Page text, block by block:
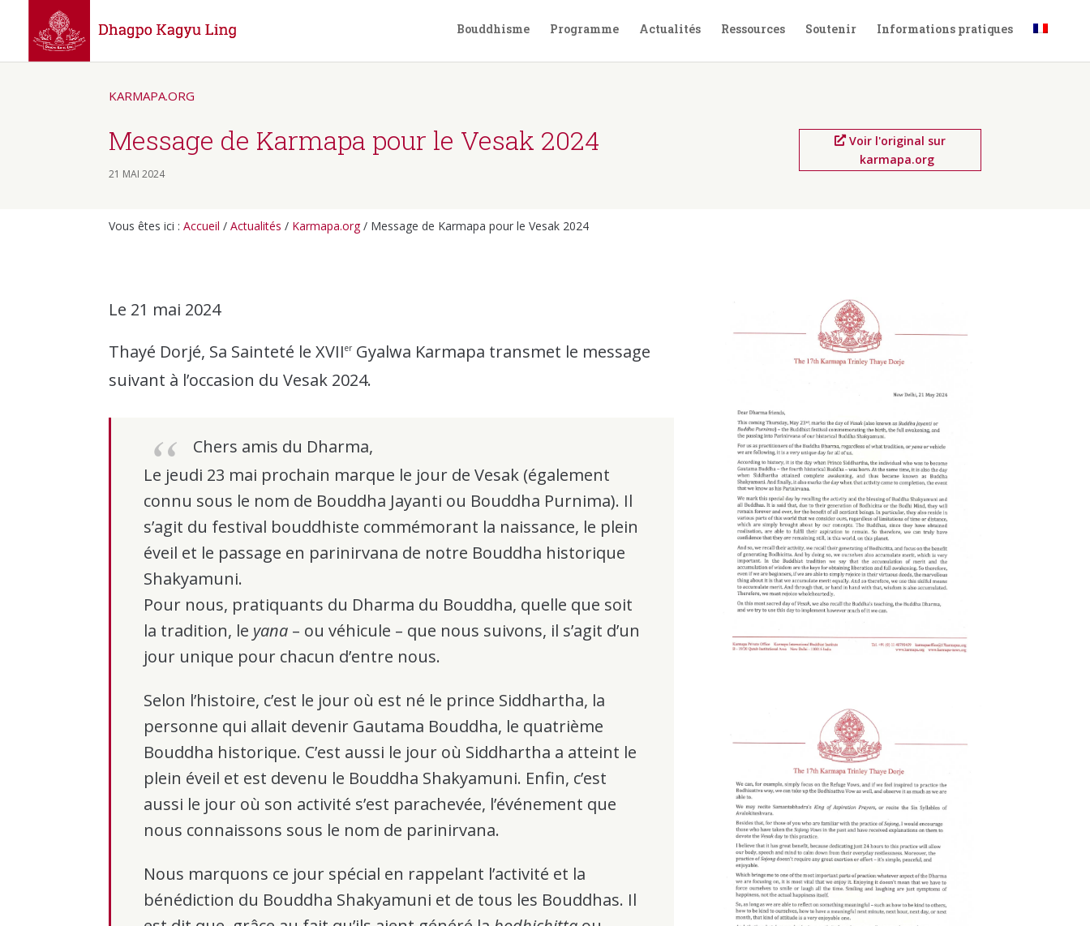
Bouddhisme Programme Actualités Ressources Soutenir Informations pratiques
KARMAPA.ORG
Message de Karmapa pour le Vesak 2024
21 MAI 2024
Voir l'original sur
karmapa.org
Vous êtes ici :Accueil /Actualités / Karmapa.org/ Message de Karmapa pour le Vesak 2024
Le 21 mai 2024
Thayé Dorjé, Sa Sainteté le XVIIer Gyalwa Karmapa transmet le message
suivant à l’occasion du Vesak 2024.
Chers amis du Dharma,
Le jeudi 23 mai prochain marque le jour de Vesak (également
connu sous le nom de Bouddha Jayanti ou Bouddha Purnima). Il
s’agit du festival bouddhiste commémorant la naissance, le plein
éveil et le passage en parinirvana de notre Bouddha historique
Shakyamuni.
Pour nous, pratiquants du Dharma du Bouddha, quelle que soit
la tradition, le yana – ou véhicule – que nous suivons, il s’agit d’un
jour unique pour chacun d’entre nous.
Selon l’histoire, c’est le jour où est né le prince Siddhartha, la
personne qui allait devenir Gautama Bouddha, le quatrième
Bouddha historique. C’est aussi le jour où Siddhartha a atteint le
plein éveil et est devenu le Bouddha Shakyamuni. Enfin, c’est
aussi le jour où son activité s’est parachevée, l’événement que
nous connaissons sous le nom de parinirvana.
Nous marquons ce jour spécial en rappelant l’activité et la
bénédiction du Bouddha Shakyamuni et de tous les Bouddhas. Il